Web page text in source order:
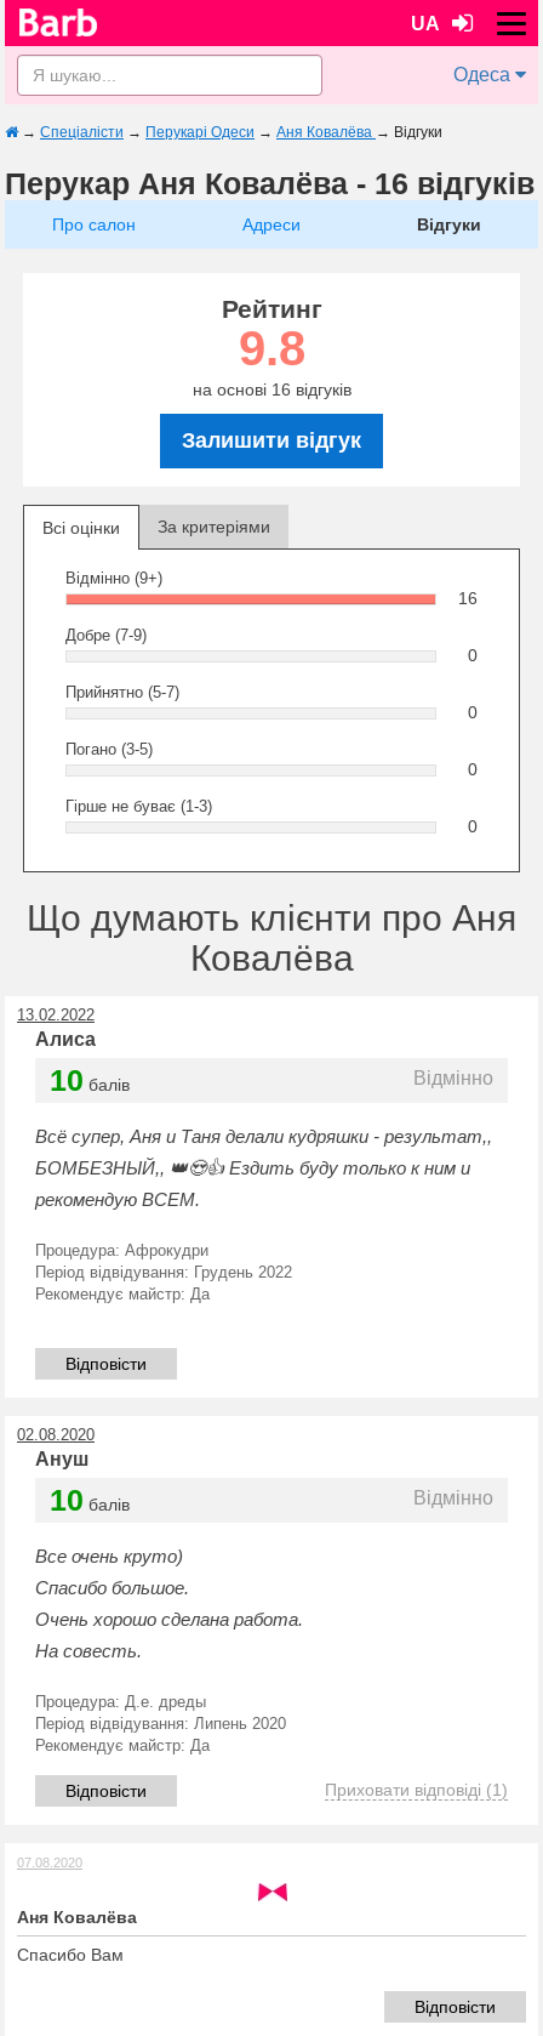
UA
Одеса
→ Спеціалісти → Перукарі Одеси → Аня Ковалёва → Відгуки
Перукар Аня Ковалёва - 16 відгуків
Про салон Адреси Відгуки
Рейтинг
9.8
на основі 16 відгуків
Залишити відгук
Всі оцінки За критеріями
Відмінно (9+)
16
Добре (7-9)
0
Прийнятно (5-7)
0
Погано (3-5)
0
Гірше не буває (1-3)
0
Що думають клієнти про Аня
Ковалёва
13.02.2022
Алиса
10 балів Відмінно
Всё супер, Аня и Таня делали кудряшки - результат,,
БОМБЕЗНЫЙ,, 👑😍👍 Ездить буду только к ним и
рекомендую ВСЕМ.
Процедура: Афрокудри
Період відвідування: Грудень 2022
Рекомендує майстр: Да
Відповісти
02.08.2020
Ануш
10 балів Відмінно
Все очень круто)
Спасибо большое.
Очень хорошо сделана работа.
На совесть.
Процедура: Д.е. дреды
Період відвідування: Липень 2020
Рекомендує майстр: Да
Відповісти Приховати відповіді (1)
07.08.2020
Аня Ковалёва
Спасибо Вам
Відповісти